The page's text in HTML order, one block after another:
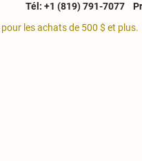
Tél: +1 (819) 791-7077
les achats de 500 $ et plus.